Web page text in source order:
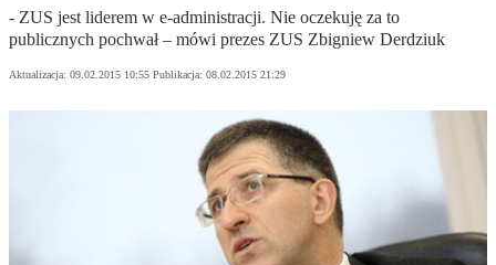
- ZUS jest liderem w e-administracji. Nie oczekuję za to
publicznych pochwał – mówi prezes ZUS Zbigniew Derdziuk
Aktualizacja: 09.02.2015 10:55 Publikacja: 08.02.2015 21:29